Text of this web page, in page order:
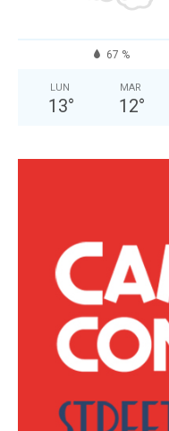
67 %
LUN
13°
MAR
12°